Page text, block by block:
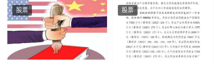
股票 股票